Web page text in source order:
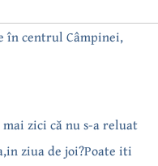
în centrul Câmpinei,
mai zici că nu s-a reluat
ziua de joi?Poate iti